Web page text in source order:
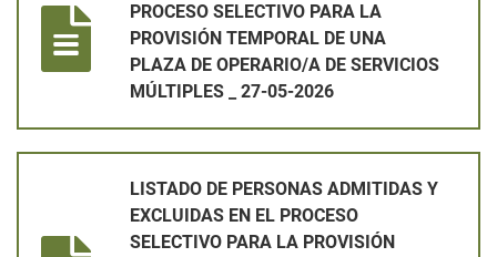
PROCESO SELECTIVO PARA LA
PROVISIÓN TEMPORAL DE UNA
PLAZA DE OPERARIO/A DE SERVICIOS
MÚLTIPLES _ 27-05-2026
LISTADO DE PERSONAS ADMITIDAS Y
EXCLUIDAS EN EL PROCESO
SELECTIVO PARA LA PROVISIÓN